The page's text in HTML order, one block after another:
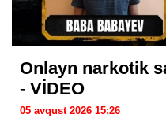
Onlayn narkotik
- VİDEO
05 avqust 2026 15:26